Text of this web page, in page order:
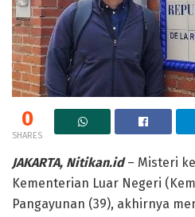
0
SHARES
JAKARTA, Nitikan.id– Misteri
Kementerian Luar Negeri
Pangayunan (39), akhirnya